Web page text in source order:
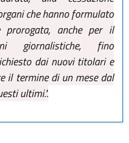
che hanno formulato
prorogata, anche per il
giornalistiche, fino
dai nuovi titolari e
il termine di un mese dal
ultimi.".